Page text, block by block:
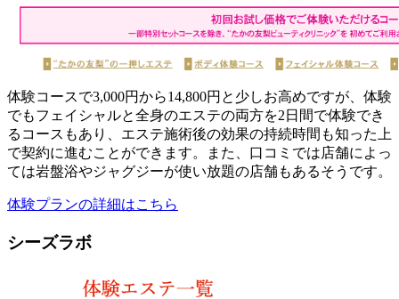
体験コースで3,000円から14,800円と少しお高めですが、体験
でもフェイシャルと全身のエステの両方を2日間で体験でき
るコースもあり、エステ施術後の効果の持続時間も知った上
で契約に進むことができます。また、口コミでは店舗によっ
ては岩盤浴やジャグジーが使い放題の店舗もあるそうです。
体験プランの詳細はこちら
シーズラボ